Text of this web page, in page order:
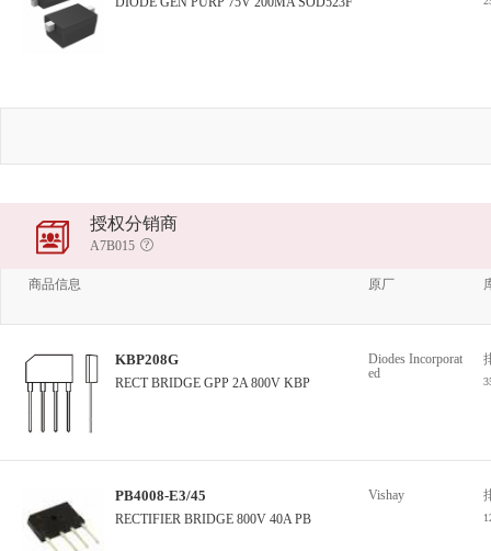
授权分销商
A7B015
商品信息 原厂
KBP208G
RECT BRIDGE GPP 2A 800V KBP
Diodes Incorporat
ed
PB4008-E3/45
RECTIFIER BRIDGE 800V 40A PB
Vishay